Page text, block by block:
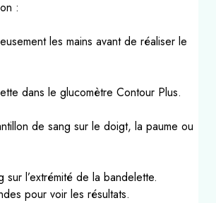
:
les mains avant de réaliser le
dans le glucomètre Contour Plus.
de sang sur le doigt, la paume ou
l’extrémité de la bandelette.
pour voir les résultats.